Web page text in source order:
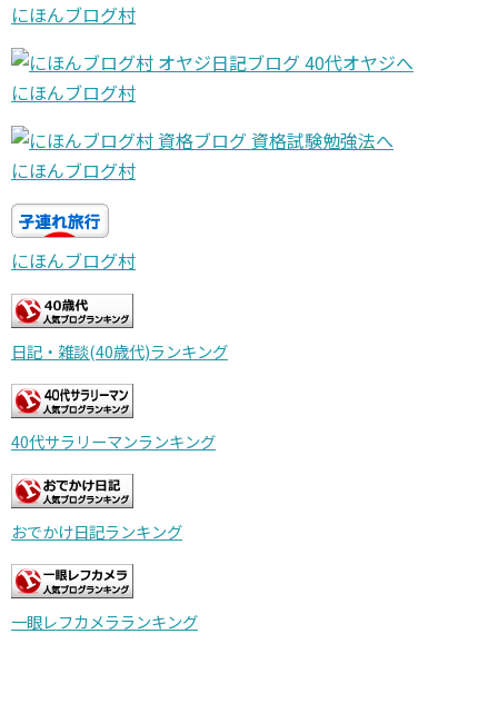
にほんブログ村
にほんブログ村
にほんブログ村
にほんブログ村
日記・雑談(40歳代)ランキング
40代サラリーマンランキング
おでかけ日記ランキング
一眼レフカメラランキング